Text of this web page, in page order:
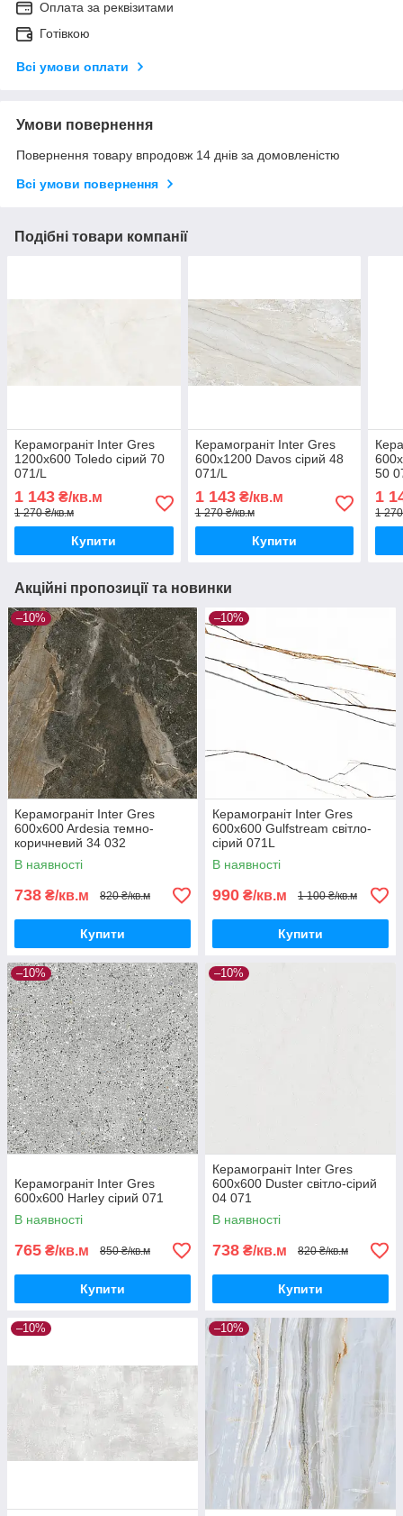
Оплата за реквізитами
Готівкою
Всі умови оплати
Умови повернення
Повернення товару впродовж 14 днів за домовленістю
Всі умови повернення
Подібні товари компанії
Керамограніт Inter Gres
1200x600 Toledo сірий 70
071/L
1 143 ₴/кв.м
1 270 ₴/кв.м
Купити
Керамограніт Inter Gres
600x1200 Davos сірий 48
071/L
1 143₴/кв.м
1 270 ₴/кв.м
Купити
50
1
1
Акційні пропозиції та новинки
–10%
Керамограніт Inter Gres
600x600 Ardesia темно-
коричневий 34 032
В наявності
738 ₴/кв.м 820 ₴/кв.м
Купити
–10%
Керамограніт Inter Gres
600x600 Gulfstream світло-
сірий 071L
В наявності
990 ₴/кв.м 1 100 ₴/кв.м
Купити
–10%
Керамограніт Inter Gres
600x600 Harley сірий 071
В наявності
765 ₴/кв.м 850 ₴/кв.м
Купити
–10%
Керамограніт Inter Gres
600x600 Duster світло-сірий
04 071
В наявності
738 ₴/кв.м 820 ₴/кв.м
Купити
–10% –10%